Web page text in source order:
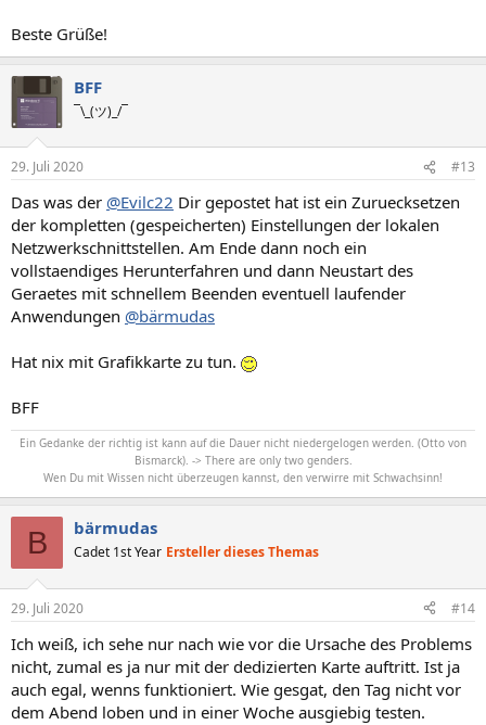
Beste Grüße!
BFF
¯\_(ツ)_/¯
29. Juli 2020 #13
Das was der @Evilc22 Dir gepostet hat ist ein Zuruecksetzen
der kompletten (gespeicherten) Einstellungen der lokalen
Netzwerkschnittstellen. Am Ende dann noch ein
vollstaendiges Herunterfahren und dann Neustart des
Geraetes mit schnellem Beenden eventuell laufender
Anwendungen @bärmudas
Hat nix mit Grafikkarte zu tun.
BFF
Ein Gedanke der richtig ist kann auf die Dauer nicht niedergelogen werden. (Otto von
Bismarck). -> There are only two genders.
Wen Du mit Wissen nicht überzeugen kannst, den verwirre mit Schwachsinn!
B bärmudas
Cadet 1st Year Ersteller dieses Themas
29. Juli 2020 #14
Ich weiß, ich sehe nur nach wie vor die Ursache des Problems
nicht, zumal es ja nur mit der dedizierten Karte auftritt. Ist ja
auch egal, wenns funktioniert. Wie gesgat, den Tag nicht vor
dem Abend loben und in einer Woche ausgiebig testen.